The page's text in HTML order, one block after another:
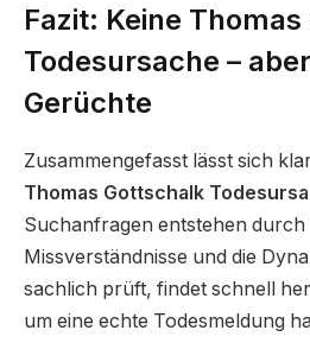
Fazit: Keine
Todesursache –
Gerüchte
Zusammengefasst lässt sich
Thomas Gottschalk
Suchanfragen entstehen durch
Missverständnisse und die
sachlich prüft, findet schnell
um eine echte Todesmeldung